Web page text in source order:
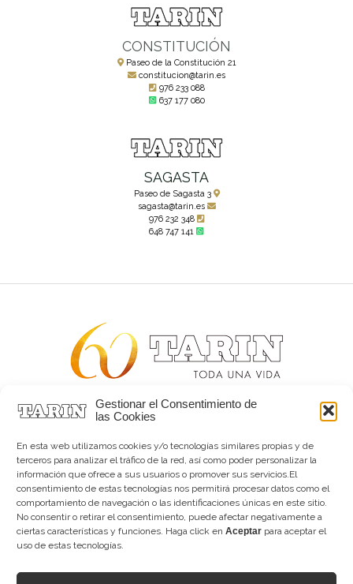
Gestionar el Consentimiento de
las Cookies
En esta web utilizamos cookies y/o tecnologías similares propias y de
terceros para analizar el tráfico de la red, así como poder personalizar la
información que ofrece a sus usuarios o promover sus servicios.El
consentimiento de estas tecnologías nos permitirá procesar datos como el
comportamiento de navegación o las identificaciones únicas en este sitio.
No consentir o retirar el consentimiento, puede afectar negativamente a
ciertas características y funciones. Haga click en Aceptar para aceptar el
uso de estas tecnologías.
CONSTITUCIÓN
Paseo de la Constitución 21
constitucion@tarin.es
976 233 088
637 177 080
SAGASTA
Paseo de Sagasta 3
sagasta@tarin.es
976 232 348
648 747 141
Alta joyería desde 1963
Tarín Magazine
Contacto